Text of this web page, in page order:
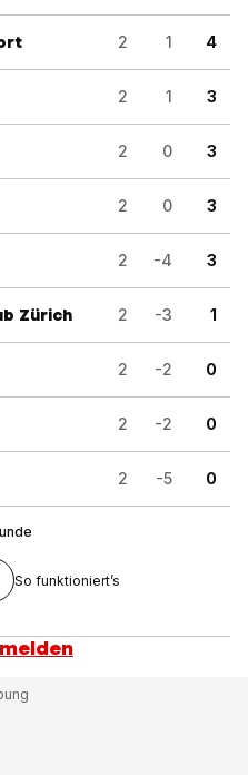
2 1 4
2 1 3
2 0 3
2 0 3
2 -4 3
Zürich 2 -3 1
2 -2 0
2 -2 0
2 -5 0
So funktioniert’s